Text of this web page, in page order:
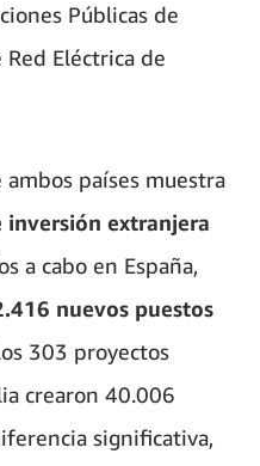
Públicas de
Eléctrica de
países muestra
extranjera
a cabo en España,
nuevos puestos
303 proyectos
crearon 40.006
significativa,